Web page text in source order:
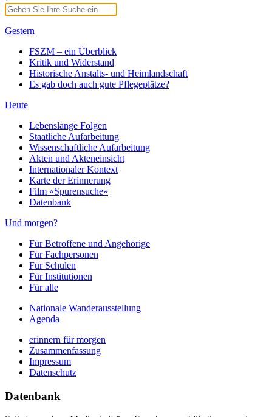
Gestern
FSZM – ein Überblick
Kritik und Widerstand
Historische Anstalts- und Heimlandschaft
Es gab doch auch gute Pflegeplätze?
Heute
Lebenslange Folgen
Staatliche Aufarbeitung
Wissenschaftliche Aufarbeitung
Akten und Akteneinsicht
Internationaler Kontext
Karte der Erinnerung
Film «Spurensuche»
Datenbank
Und morgen?
Für Betroffene und Angehörige
Für Fachpersonen
Für Schulen
Für Institutionen
Für alle
Nationale Wanderausstellung
Agenda
erinnern für morgen
Zusammenfassung
Impressum
Datenschutz
Datenbank